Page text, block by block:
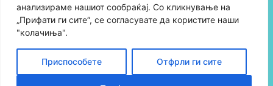
анализираме нашиот сообраќај. Со кликнување на
„Прифати ги сите“, се согласувате да користите наши
"колачиња".
Приспособете Отфрли ги сите
Правила за учество во програмата за
лојалност и политика за собирање поени
Контактирајте нè